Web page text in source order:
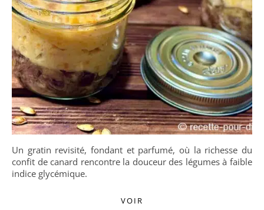
Un gratin revisité, fondant et parfumé, où la richesse du
confit de canard rencontre la douceur des légumes à faible
indice glycémique.
VOIR